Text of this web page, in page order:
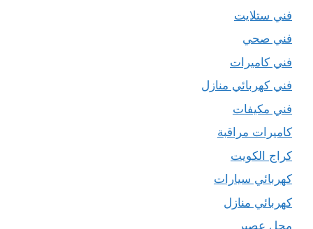
فني ستلايت
فني صحي
فني كاميرات
فني كهربائي منازل
فني مكيفات
كاميرات مراقبة
كراج الكويت
كهربائي سيارات
كهربائي منازل
محل عصير